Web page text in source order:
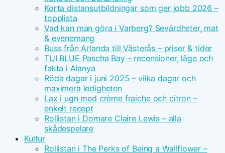
Korta distansutbildningar som ger jobb 2026 –
topplista
Vad kan man göra i Varberg? Sevärdheter, mat
& evenemang
Buss från Arlanda till Västerås – priser & tider
TUI BLUE Pascha Bay – recensioner, läge och
fakta i Alanya
Röda dagar i juni 2025 – vilka dagar och
maximera ledigheten
Lax i ugn med crème fraiche och citron –
enkelt recept
Rollistan i Domare Claire Lewis – alla
skådespelare
Kultur
Rollistan i The Perks of Being a Wallflower –